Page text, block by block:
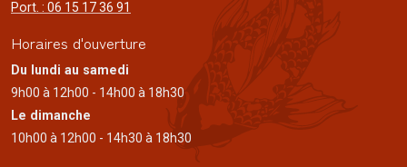
Port. : 06 15 17 36 91
Horaires d'ouverture
Du lundi au samedi
9h00 à 12h00 - 14h00 à 18h30
Le dimanche
10h00 à 12h00 - 14h30 à 18h30